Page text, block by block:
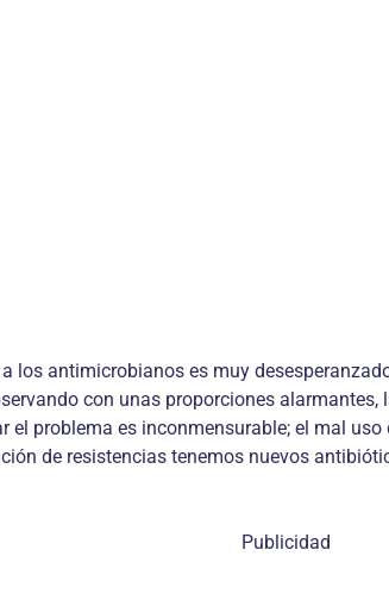
los antimicrobianos es muy
con unas proporciones
problema es inconmensurable; el mal
de resistencias tenemos nuevos
Publicidad